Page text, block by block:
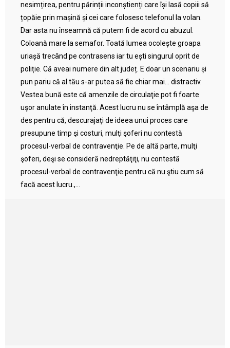
nesimțirea, pentru părinții inconștienți care își lasă copiii să
țopăie prin mașină și cei care folosesc telefonul la volan.
Dar asta nu înseamnă că putem fi de acord cu abuzul.
Coloană mare la semafor. Toată lumea ocolește groapa
uriașă trecând pe contrasens iar tu ești singurul oprit de
poliție. Că aveai numere din alt județ. E doar un scenariu și
pun pariu că al tău s-ar putea să fie chiar mai… distractiv.
Vestea bună este că amenzile de circulaţie pot fi foarte
uşor anulate în instanţă. Acest lucru nu se întâmplă aşa de
des pentru că, descurajaţi de ideea unui proces care
presupune timp şi costuri, mulţi şoferi nu contestă
procesul-verbal de contravenţie. Pe de altă parte, mulţi
şoferi, deşi se consideră nedreptăţiţi, nu contestă
procesul-verbal de contravenţie pentru că nu ştiu cum să
facă acest lucru.,...